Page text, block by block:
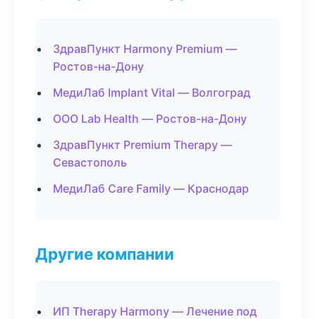
ЗдравПункт Harmony Premium —
Ростов-на-Дону
МедиЛаб Implant Vital — Волгоград
ООО Lab Health — Ростов-на-Дону
ЗдравПункт Premium Therapy —
Севастополь
МедиЛаб Care Family — Краснодар
Другие компании
ИП Therapy Harmony — Лечение под